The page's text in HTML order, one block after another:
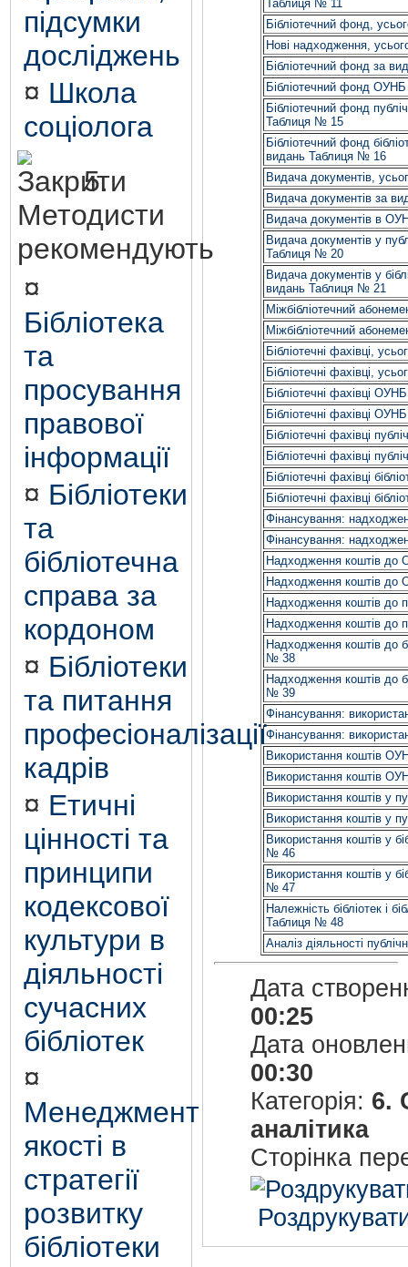
підсумки
досліджень
¤ Школа
соціолога
5.
Методисти
рекомендують
¤
Бібліотека
та
просування
правової
інформації
¤ Бібліотеки
та
бібліотечна
справа за
кордоном
¤ Бібліотеки
та питання
професіоналізації
кадрів
¤ Етичні
цінності та
принципи
кодексової
культури в
діяльності
сучасних
бібліотек
¤
Менеджмент
якості в
стратегії
розвитку
бібліотеки
Таблиця № 11
Бібліотечний фонд,
Нові надходження,
Бібліотечний фонд за
Бібліотечний фонд
Бібліотечний фонд
Таблиця № 15
Бібліотечний фонд
видань Таблиця № 16
Видача документів,
Видача документів за
Видача документів в
Видача документів у
Таблиця № 20
Видача документів у
видань Таблиця № 21
Міжбібліотечний
Міжбібліотечний
Бібліотечні фахівці,
Бібліотечні фахівці,
Бібліотечні фахівці
Бібліотечні фахівці
Бібліотечні фахівці
Бібліотечні фахівці
Бібліотечні фахівці
Бібліотечні фахівці
Фінансування:
Фінансування:
Надходження коштів
Надходження коштів
Надходження коштів до
Надходження коштів до
Надходження коштів до
№ 38
Надходження коштів до
№ 39
Фінансування:
Фінансування:
Використання коштів
Використання коштів
Використання коштів у
Використання коштів у
Використання коштів у
№ 46
Використання коштів у
№ 47
Належність бібліотек і
Таблиця № 48
Аналіз діяльності
Дата
00:25
Дата
00:30
Категорія: 6.
аналітика
Сторінка